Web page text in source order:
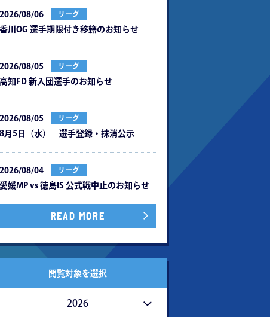
2026/08/06 リーグ
⾹川OG 選⼿期限付き移籍のお知らせ
2026/08/05 リーグ
⾼知FD 新⼊団選⼿のお知らせ
2026/08/05 リーグ
8月5日（水） 選手登録・抹消公示
2026/08/04 リーグ
愛媛MP vs 徳島IS 公式戦中⽌のお知らせ
READ MORE
閲覧対象を選択
2026